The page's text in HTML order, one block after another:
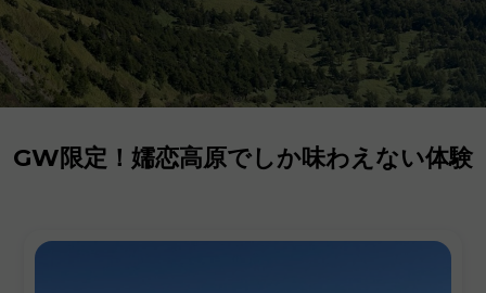
GW限定！嬬恋高原でしか味わえない体験